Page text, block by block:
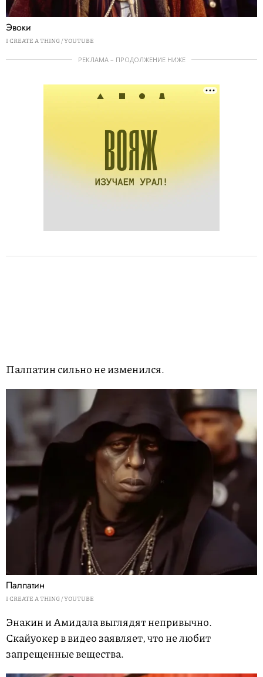
Эвоки
I CREATE A THING / YOUTUBE
РЕКЛАМА – ПРОДОЛЖЕНИЕ НИЖЕ
Палпатин сильно не изменился.
Палпатин
I CREATE A THING / YOUTUBE
Энакин и Амидала выглядят непривычно.
Скайуокер в видео заявляет, что не любит
запрещенные вещества.